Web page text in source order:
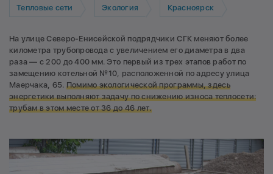
Тепловые сети Экология Красноярск
На улице Северо-Енисейской подрядчики СГК меняют более
километра трубопровода с увеличением его диаметра в два
раза — с 200 до 400 мм. Это первый из трех этапов работ по
замещению котельной №10, расположенной по адресу улица
Маерчака, 65. Помимо экологической программы, здесь
энергетики выполняют задачу по снижению износа теплосети:
трубам в этом месте от 36 до 46 лет.